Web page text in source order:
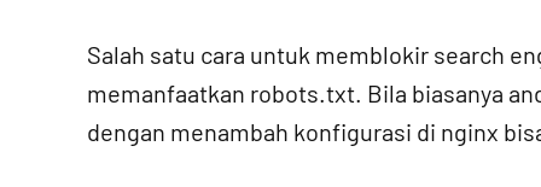
Salah satu cara untuk memblokir search
memanfaatkan robots.txt. Bila biasanya
dengan menambah konfigurasi di nginx